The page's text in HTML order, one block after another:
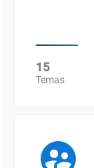
15
Temas